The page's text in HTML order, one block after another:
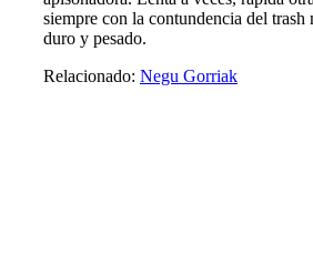
siempre con la contundencia del trash
duro y pesado.
Relacionado: Negu Gorriak